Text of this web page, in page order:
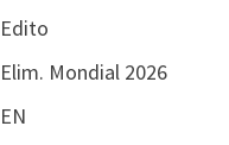
Edito
Elim. Mondial 2026
EN